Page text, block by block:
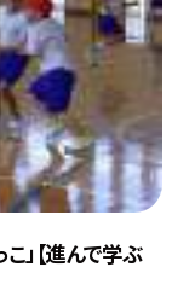
」【進んで学ぶ